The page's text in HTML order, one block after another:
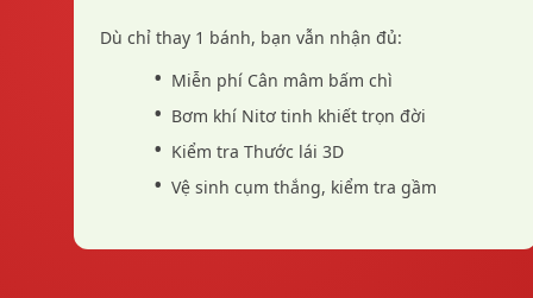
Dù chỉ thay 1 bánh, bạn vẫn nhận đủ:
Miễn phí Cân mâm bấm chì
Bơm khí Nitơ tinh khiết trọn đời
Kiểm tra Thước lái 3D
Vệ sinh cụm thắng, kiểm tra gầm